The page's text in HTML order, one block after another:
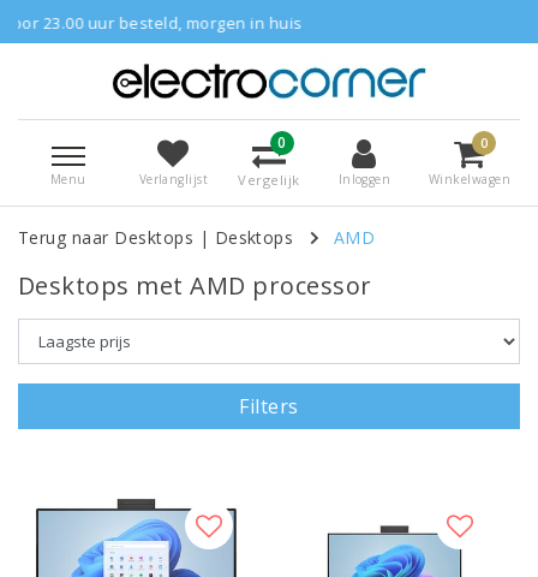
morgen in huis
Menu Verlanglijst
0
Vergelijk Inloggen
0
Winkelwagen
Terug naar Desktops | Desktops AMD
Desktops met AMD processor
Filters